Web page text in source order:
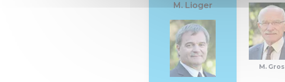
M. Lioger
M. Gros